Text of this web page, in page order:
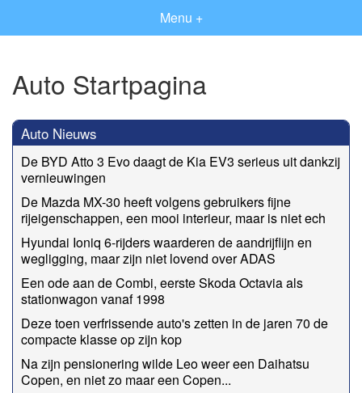
Menu +
Auto Startpagina
Auto Nieuws
De BYD Atto 3 Evo daagt de Kia EV3 serieus uit dankzij
vernieuwingen
De Mazda MX-30 heeft volgens gebruikers fijne
rijeigenschappen, een mooi interieur, maar is niet ech
Hyundai Ioniq 6-rijders waarderen de aandrijflijn en
wegligging, maar zijn niet lovend over ADAS
Een ode aan de Combi, eerste Skoda Octavia als
stationwagon vanaf 1998
Deze toen verfrissende auto's zetten in de jaren 70 de
compacte klasse op zijn kop
Na zijn pensionering wilde Leo weer een Daihatsu
Copen, en niet zo maar een Copen...